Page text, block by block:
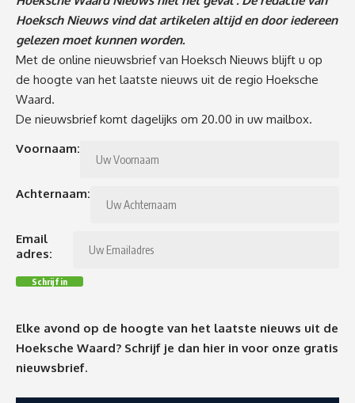
Hoeksch Nieuws vind dat artikelen altijd en door iedereen
gelezen moet kunnen worden.
Met de online nieuwsbrief van Hoeksch Nieuws blijft u op
de hoogte van het laatste nieuws uit de regio Hoeksche
Waard.
De nieuwsbrief komt dagelijks om 20.00 in uw mailbox.
Voornaam:
Achternaam:
Email
adres:
Elke avond op de hoogte van het laatste nieuws uit de
Hoeksche Waard? Schrijf je dan hier in voor onze gratis
nieuwsbrief.